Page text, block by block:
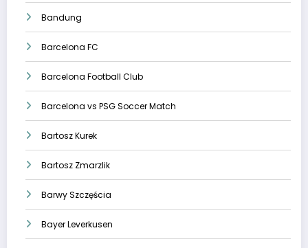
Bandung
Barcelona FC
Barcelona Football Club
Barcelona vs PSG Soccer Match
Bartosz Kurek
Bartosz Zmarzlik
Barwy Szczęścia
Bayer Leverkusen